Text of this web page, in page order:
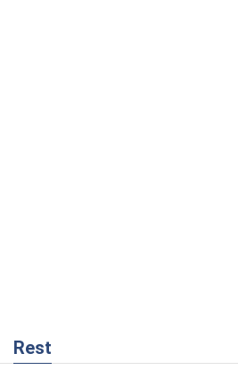
Rest